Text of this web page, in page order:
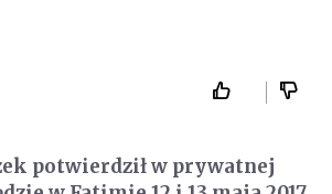
potwierdził w prywatnej